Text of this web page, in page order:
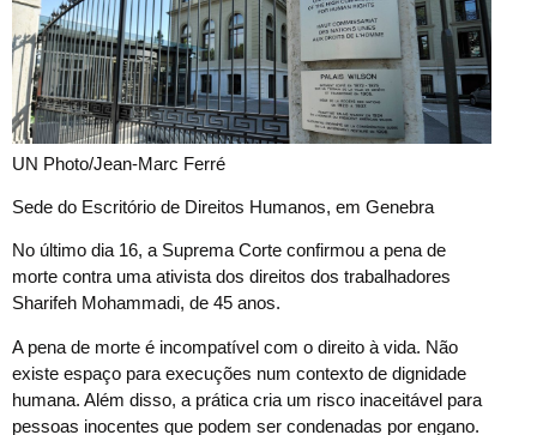
UN Photo/Jean-Marc Ferré
Sede do Escritório de Direitos Humanos, em Genebra
No último dia 16, a Suprema Corte confirmou a pena de
morte contra uma ativista dos direitos dos trabalhadores
Sharifeh Mohammadi, de 45 anos.
A pena de morte é incompatível com o direito à vida. Não
existe espaço para execuções num contexto de dignidade
humana. Além disso, a prática cria um risco inaceitável para
pessoas inocentes que podem ser condenadas por engano.